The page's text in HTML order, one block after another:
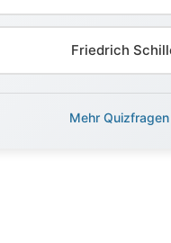
Friedrich
Mehr